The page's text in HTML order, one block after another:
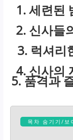
1. 세련된
2. 신사들
3. 럭셔리
4. 신사의
5. 품격과
목차 숨기기/보